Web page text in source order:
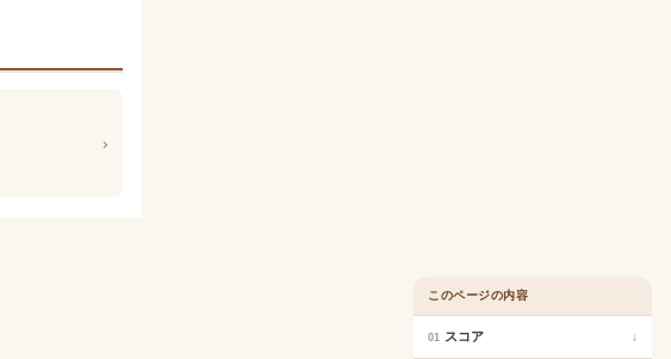
›
このページの内容
01 スコア ↓